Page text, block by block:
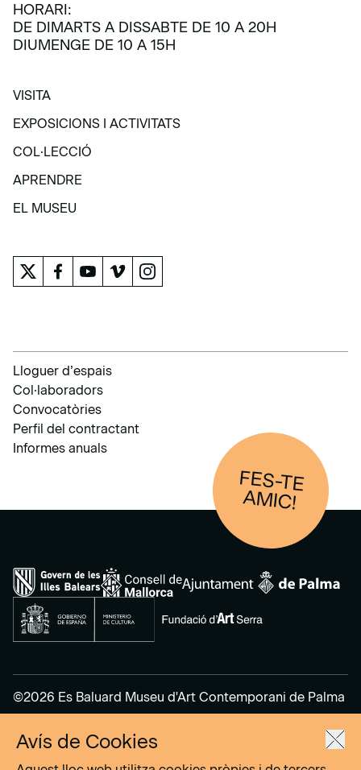
HORARI:
DE DIMARTS A DISSABTE DE 10 A 20H
DIUMENGE DE 10 A 15H
VISITA
VISITA
EXPOSICIONS I ACTIVITATS
EXPOSICIONS I ACTIVITATS
COL·LECCIÓ
COL·LECCIÓ
APRENDRE
APRENDRE
EL MUSEU
Lloguer d’espais
Col·laboradors
Convocatòries
Perfil del contractant
Informes anuals
FES-TE
AM
IC!
©2026 Es Baluard Museu d'Art Contemporani de Palma
Avís legal
Avís de Cookies